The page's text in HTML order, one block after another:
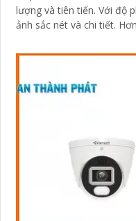
lượng và tiên tiến. Với độ phân giải cao 4K, nó cung cấp hình
ảnh